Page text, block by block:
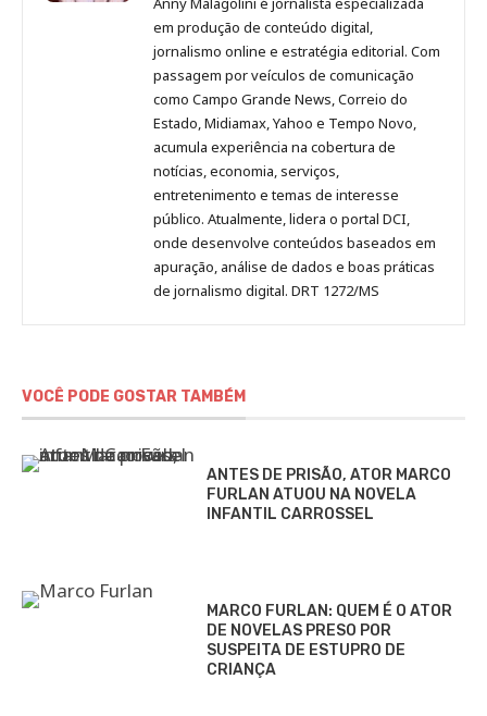
no
Pinterest
no
LinkedIn
no
Instagram
no
Facebook
Anny
Malagolini
em produção de conteúdo digital,
jornalismo online e estratégia editorial. Com
passagem por veículos de comunicação
como Campo Grande News, Correio do
Estado, Midiamax, Yahoo e Tempo Novo,
acumula experiência na cobertura de
notícias, economia, serviços,
entretenimento e temas de interesse
público. Atualmente, lidera o portal DCI,
onde desenvolve conteúdos baseados em
apuração, análise de dados e boas práticas
de jornalismo digital. DRT 1272/MS
VOCÊ PODE GOSTAR TAMBÉM
ANTES DE PRISÃO, ATOR MARCO
FURLAN ATUOU NA NOVELA
INFANTIL CARROSSEL
MARCO FURLAN: QUEM É O ATOR
DE NOVELAS PRESO POR
SUSPEITA DE ESTUPRO DE
CRIANÇA